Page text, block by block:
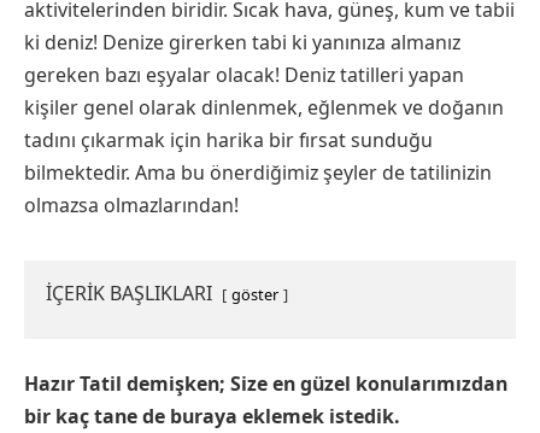
aktivitelerinden biridir. Sıcak hava, güneş, kum ve tabii
ki deniz! Denize girerken tabi ki yanınıza almanız
gereken bazı eşyalar olacak! Deniz tatilleri yapan
kişiler genel olarak dinlenmek, eğlenmek ve doğanın
tadını çıkarmak için harika bir fırsat sunduğu
bilmektedir. Ama bu önerdiğimiz şeyler de tatilinizin
olmazsa olmazlarından!
İÇERİK BAŞLIKLARI göster
Hazır Tatil demişken; Size en güzel konularımızdan
bir kaç tane de buraya eklemek istedik.